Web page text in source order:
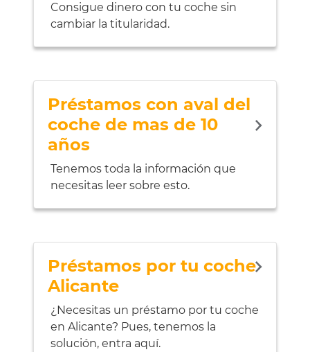
Consigue dinero con tu coche sin
cambiar la titularidad.
Préstamos con aval del
coche de mas de 10
años
Tenemos toda la información que
necesitas leer sobre esto.
Préstamos por tu coche
Alicante
¿Necesitas un préstamo por tu coche
en Alicante? Pues, tenemos la
solución, entra aquí.